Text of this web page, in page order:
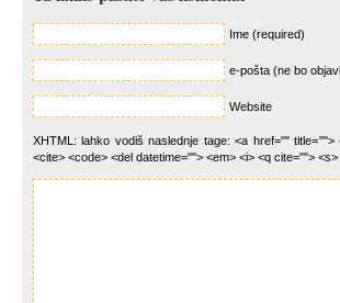
Ime (required)
e-pošta (ne bo
Website
XHTML: lahko vodiš naslednje tage: <a href=""
<cite> <code> <del datetime=""> <em> <i> <q cite="">